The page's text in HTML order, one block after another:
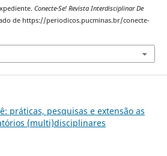
Conecte-Se! Revista Interdisciplinar De
de https://periodicos.pucminas.br/conecte-
práticas, pesquisas e extensão as
(multi)disciplinares